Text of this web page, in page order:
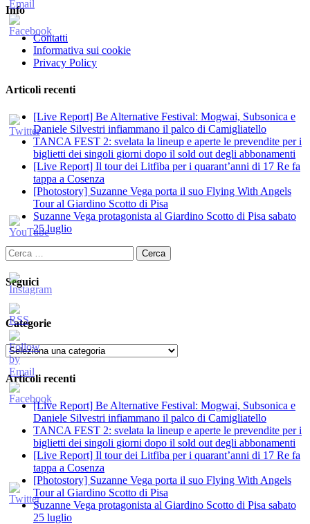
Info
Contatti
Informativa sui cookie
Privacy Policy
Articoli recenti
[Live Report] Be Alternative Festival: Mogwai, Subsonica e
Daniele Silvestri infiammano il palco di Camigliatello
TANCA FEST 2: svelata la lineup e aperte le prevendite per i
biglietti dei singoli giorni dopo il sold out degli abbonamenti
[Live Report] Il tour dei Litfiba per i quarant’anni di 17 Re fa
tappa a Cosenza
[Photostory] Suzanne Vega porta il suo Flying With Angels
Tour al Giardino Scotto di Pisa
Suzanne Vega protagonista al Giardino Scotto di Pisa sabato
25 luglio
Ricerca
per:
Seguici
Categorie
Categorie
Articoli recenti
[Live Report] Be Alternative Festival: Mogwai, Subsonica e
Daniele Silvestri infiammano il palco di Camigliatello
TANCA FEST 2: svelata la lineup e aperte le prevendite per i
biglietti dei singoli giorni dopo il sold out degli abbonamenti
[Live Report] Il tour dei Litfiba per i quarant’anni di 17 Re fa
tappa a Cosenza
[Photostory] Suzanne Vega porta il suo Flying With Angels
Tour al Giardino Scotto di Pisa
Suzanne Vega protagonista al Giardino Scotto di Pisa sabato
25 luglio